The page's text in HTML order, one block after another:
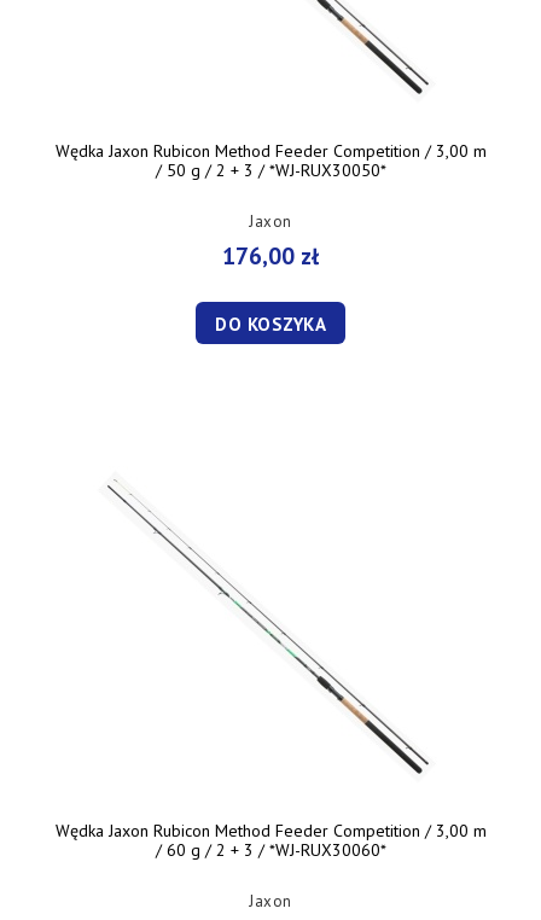
Wędka Jaxon Rubicon Method Feeder Competition / 3,00 m
/ 50 g / 2 + 3 / *WJ-RUX30050*
Jaxon
176,00 zł
DO KOSZYKA
Wędka Jaxon Rubicon Method Feeder Competition / 3,00 m
/ 60 g / 2 + 3 / *WJ-RUX30060*
Jaxon